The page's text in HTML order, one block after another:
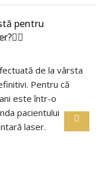
pentru
de la vârsta
Pentru că
este într-o
pacientului
laser.